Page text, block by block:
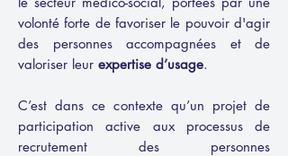
volonté forte de favoriser le pouvoir d'agir
des personnes accompagnées et de
valoriser leur expertise d’usage.
C’est dans ce contexte qu’un projet de
participation active aux processus de
recrutement des personnes